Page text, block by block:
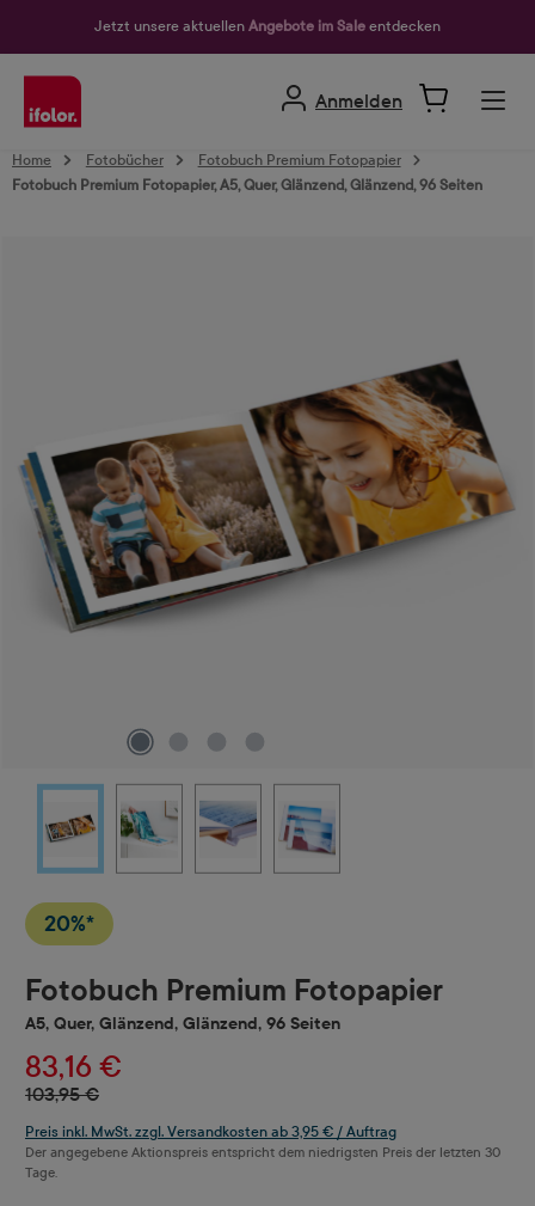
Jetzt unsere aktuellen Angebote im Sale entdecken
Anmelden
Home Fotobücher
Fotobuch Premium Fotopapier
Fotobuch Premium Fotopapier, A5, Quer, Glänzend, Glänzend, 96 Seiten
20%*
Fotobuch Premium Fotopapier
A5, Quer, Glänzend, Glänzend, 96 Seiten
83,16 €
103,95 €
Preis inkl. MwSt. zzgl. Versandkosten ab 3,95 € / Auftrag
Der angegebene Aktionspreis entspricht dem niedrigsten Preis der letzten 30
Tage.